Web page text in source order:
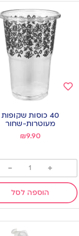
wishlist
40 כוסות שקופות
מעוטרות-שחור
₪9.90
+
-
הוספה לסל